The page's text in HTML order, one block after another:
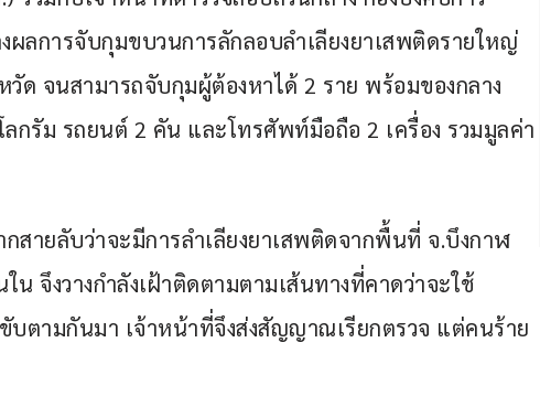
ลการจับกุมขบวนการลักลอบลำเลียงยาเสพติดรายใหญ่
ด จนสามารถจับกุมผู้ต้องหาได้ 2 ราย พร้อมของกลาง
กรัม รถยนต์ 2 คัน และโทรศัพท์มือถือ 2 เครื่อง รวมมูลค่า
สายลับว่าจะมีการลำเลียงยาเสพติดจากพื้นที่ จ.บึงกาฬ
น จึงวางกำลังเฝ้าติดตามตามเส้นทางที่คาดว่าจะใช้
บตามกันมา เจ้าหน้าที่จึงส่งสัญญาณเรียกตรวจ แต่คนร้าย